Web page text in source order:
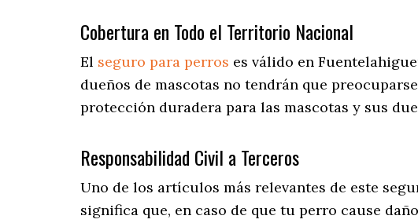
Cobertura en Todo el Territorio Nacional
El seguro para perros es válido en
dueños de mascotas no tendrán que
protección duradera para las mascotas y sus
Responsabilidad Civil a Terceros
Uno de los artículos más relevantes de este
significa que, en caso de que tu perro cause